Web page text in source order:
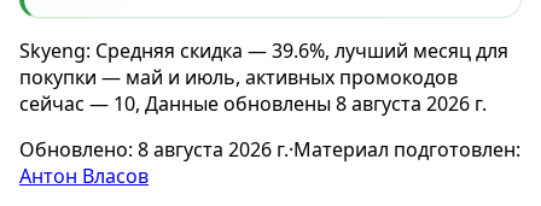
Skyeng: Средняя скидка — 39.6%, лучший месяц для
покупки — май и июль, активных промокодов
сейчас — 10, Данные обновлены 8 августа 2026 г.
Обновлено: 8 августа 2026 г.·Материал подготовлен:
Антон Власов